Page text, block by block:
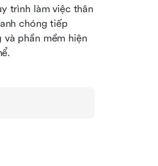
trình làm việc thân
chóng tiếp
phần mềm hiện